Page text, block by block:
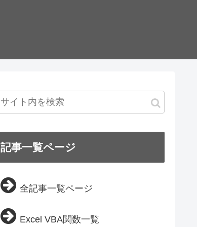
記事一覧ページ
全記事一覧ページ
Excel VBA関数一覧